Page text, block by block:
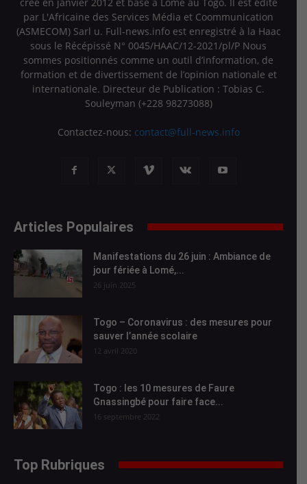
par L'Africaine des Services Média et Coommunication
(ASMECOM) Sarl u. Full-news.info est enregistré à la Haac
sous le Récépissé N° 0045/HAAC/12-2021/pl/P Nous
sommes positionnés comme un outil d’information, de
formation et de divertissement de l’opinion nationale et
internationale. Directeur de Publication : Tobias C.
Souleyman (+228 98273088)
Contactez-nous: contact@full-news.info
Articles Populaires
Manifestations du 26 juin : Ambiance de
jour fériée à Lomé,...
26 juin 2025
Togo – Coronavirus : des mesures pour
sauver l’année scolaire
12 avril 2020
Togo : les 10 mesures de Faure
Gnassingbé pour faire face...
16 septembre 2022
Top Rubriques